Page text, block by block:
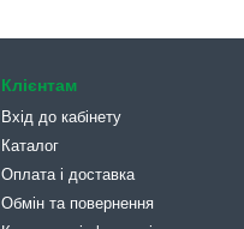
Клієнтам
Вхід до кабінету
Каталог
Оплата і доставка
Обмін та повернення